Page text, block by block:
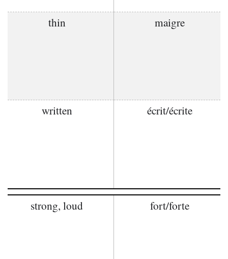
thin maigre
written écrit/écrite
strong, loud fort/forte